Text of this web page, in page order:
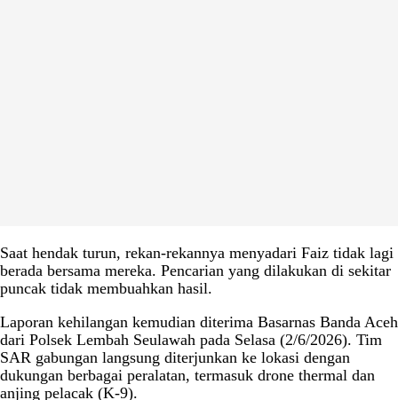
Saat hendak turun, rekan-rekannya menyadari Faiz tidak lagi
berada bersama mereka. Pencarian yang dilakukan di sekitar
puncak tidak membuahkan hasil.
Laporan kehilangan kemudian diterima Basarnas Banda Aceh
dari Polsek Lembah Seulawah pada Selasa (2/6/2026). Tim
SAR gabungan langsung diterjunkan ke lokasi dengan
dukungan berbagai peralatan, termasuk drone thermal dan
anjing pelacak (K-9).